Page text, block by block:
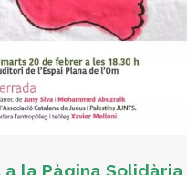
a la Pàgina Solidària